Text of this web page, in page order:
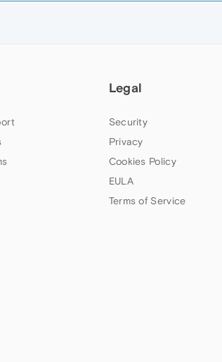
Legal
Security
Privacy
Cookies Policy
EULA
Terms of Service